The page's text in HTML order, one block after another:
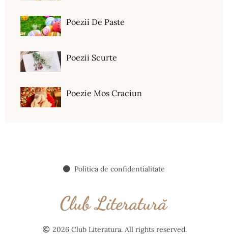
Poezii De Paste
Poezii Scurte
Poezie Mos Craciun
Politica de confidentialitate
2026 Club Literatura. All rights reserved.